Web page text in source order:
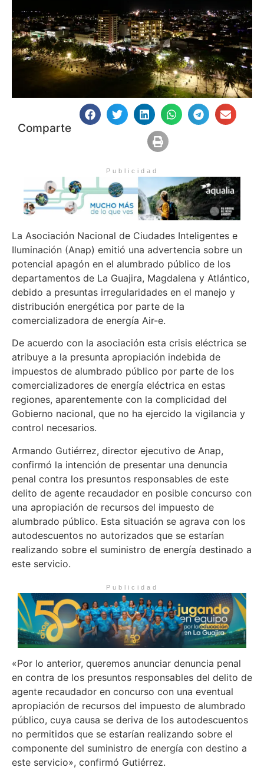
Comparte
Publicidad
La Asociación Nacional de Ciudades Inteligentes e
Iluminación (Anap) emitió una advertencia sobre un
potencial apagón en el alumbrado público de los
departamentos de La Guajira, Magdalena y Atlántico,
debido a presuntas irregularidades en el manejo y
distribución energética por parte de la
comercializadora de energía Air-e.
De acuerdo con la asociación esta crisis eléctrica se
atribuye a la presunta apropiación indebida de
impuestos de alumbrado público por parte de los
comercializadores de energía eléctrica en estas
regiones, aparentemente con la complicidad del
Gobierno nacional, que no ha ejercido la vigilancia y
control necesarios.
Armando Gutiérrez, director ejecutivo de Anap,
confirmó la intención de presentar una denuncia
penal contra los presuntos responsables de este
delito de agente recaudador en posible concurso con
una apropiación de recursos del impuesto de
alumbrado público. Esta situación se agrava con los
autodescuentos no autorizados que se estarían
realizando sobre el suministro de energía destinado a
este servicio.
Publicidad
«Por lo anterior, queremos anunciar denuncia penal
en contra de los presuntos responsables del delito de
agente recaudador en concurso con una eventual
apropiación de recursos del impuesto de alumbrado
público, cuya causa se deriva de los autodescuentos
no permitidos que se estarían realizando sobre el
componente del suministro de energía con destino a
este servicio», confirmó Gutiérrez.